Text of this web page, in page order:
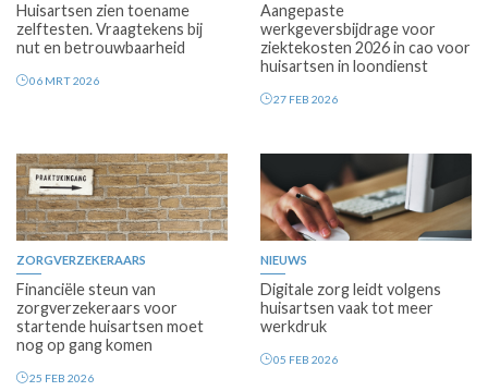
Huisartsen zien toename
zelftesten. Vraagtekens bij
nut en betrouwbaarheid
06 MRT 2026
Aangepaste
werkgeversbijdrage voor
ziektekosten 2026 in cao voor
huisartsen in loondienst
27 FEB 2026
Premium
ZORGVERZEKERAARS
Financiële steun van
zorgverzekeraars voor
startende huisartsen moet
nog op gang komen
25 FEB 2026
Premium
NIEUWS
Digitale zorg leidt volgens
huisartsen vaak tot meer
werkdruk
05 FEB 2026